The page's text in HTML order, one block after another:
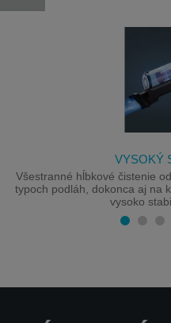
VYSOKÝ
Všestranné hĺbkové čistenie
typoch podláh, dokonca aj na
vysoko